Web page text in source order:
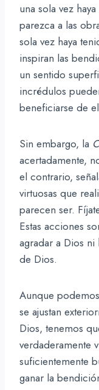
una sola vez
parezca a las
sola vez haya
inspiran las
un sentido
incrédulos
beneficiarse de
Sin embargo, la
acertadamente,
el contrario,
virtuosas que
parecen ser.
Estas acciones
agradar a Dios
de Dios.
Aunque
se ajustan
Dios, tenemos
verdaderamente
suficientemente
ganar la